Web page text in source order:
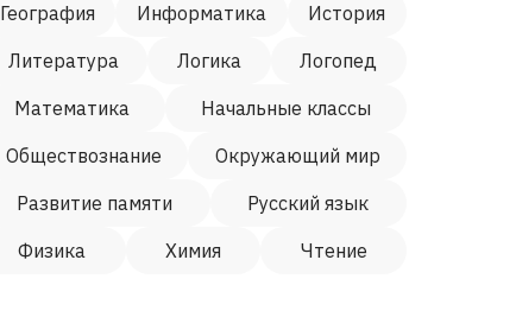
География
Информатика
История
Литература
Логика
Логопед
Математика
Начальные классы
Обществознание
Окружающий мир
Развитие памяти
Русский язык
Физика
Химия Чтение